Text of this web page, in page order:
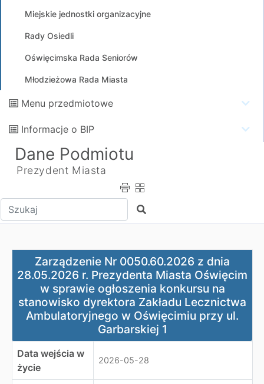
Miejskie jednostki organizacyjne
Rady Osiedli
Oświęcimska Rada Seniorów
Młodzieżowa Rada Miasta
Menu przedmiotowe
Informacje o BIP
Dane Podmiotu
Prezydent Miasta
Wpisz tekst do wyszukania Szukaj
Zarządzenie Nr 0050.60.2026 z dnia 28.05.2026 r.
Zarządzenie Nr 0050.60.2026 z dnia
28.05.2026 r. Prezydenta Miasta Oświęcim
w sprawie ogłoszenia konkursu na
stanowisko dyrektora Zakładu Lecznictwa
Ambulatoryjnego w Oświęcimiu przy ul.
Garbarskiej 1
Data wejścia w
życie
2026-05-28